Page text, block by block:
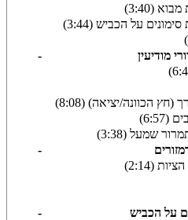
(3:40)
על הכביש (3:44)
מודיעין
-
הכוונה/יציאה) (8:08)
שמעל (3:38)
-
(2:14)
על הכביש
-